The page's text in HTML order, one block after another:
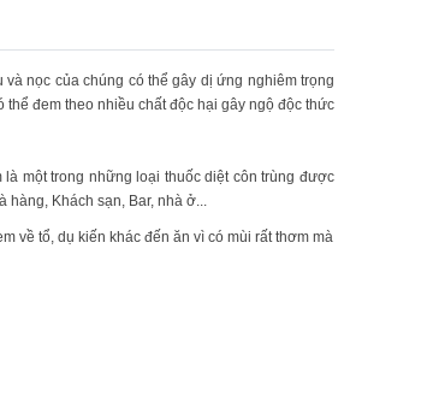
nọc của chúng có thể gây dị ứng nghiêm trọng
đem theo nhiều chất độc hại gây ngộ độc thức
một trong những loại thuốc diệt côn trùng được
Khách sạn, Bar, nhà ở...
về tổ, dụ kiến khác đến ăn vì có mùi rất thơm mà